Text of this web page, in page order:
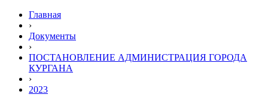
Главная
›
Документы
›
ПОСТАНОВЛЕНИЕ АДМИНИСТРАЦИЯ ГОРОДА
КУРГАНА
›
2023